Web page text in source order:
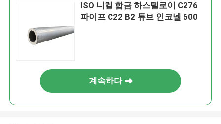
ISO 니켈 합금 하스텔로이 C276
파이프 C22 B2 튜브 인코넬 600
계속하다